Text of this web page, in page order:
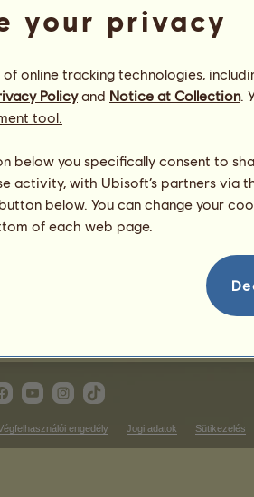
Ügető futam győzelmek
Nincs mit megjeleníteni ezen
Tereplovagló győzelmek
engedély Jogi adatok Sütikezelés
your privacy
online tracking technologies,
Policyand Notice at Collection.
tool.
below you specifically consent to
activity, with Ubisoft’s partners via
below. You can change your
of each web page.